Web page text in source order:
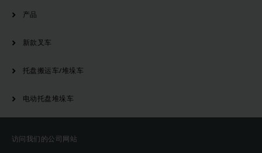
产品
新款叉车
托盘搬运车/堆垛车
电动托盘堆垛车
访问我们的公司网站